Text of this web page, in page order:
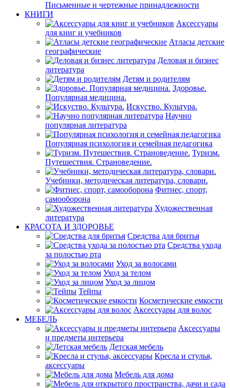
Письменные и чертежные принадлежности
КНИГИ
Аксессуары
для книг и учебников
Атласы детские
географические
Деловая и бизнес
литература
Детям и родителям
Здоровье.
Популярная медицина.
Искуство. Культура.
Научно
популярная литература
Популярная психология и семейная педагогика
Туризм.
Путешествия. Страноведение.
Учебники, методическая литература, словари.
Фитнес, спорт,
самооборона
Художественная
литература
КРАСОТА И ЗДОРОВЬЕ
Средства для бритья
Средства ухода
за полостью рта
Уход за волосами
Уход за телом
Уход за лицом
Тейпы
Косметические емкости
Аксессуары для волос
МЕБЕЛЬ
Аксессуары
и предметы интерьера
Детская мебель
Кресла и стулья,
аксессуары
Мебель для дома